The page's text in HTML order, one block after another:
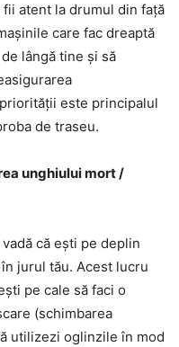
atent la drumul din față
care fac dreaptă
lângă tine și să
este principalul
de traseu.
unghiului mort /
că ești pe deplin
jurul tău. Acest lucru
pe cale să faci o
(schimbarea
utilizezi oglinzile în mod